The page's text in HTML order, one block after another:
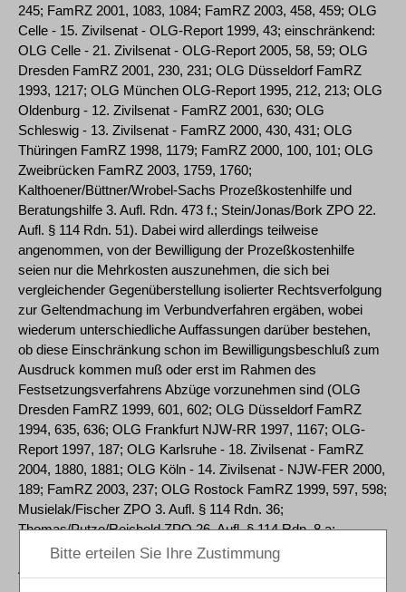
245; FamRZ 2001, 1083, 1084; FamRZ 2003, 458, 459; OLG
Celle - 15. Zivilsenat - OLG-Report 1999, 43; einschränkend:
OLG Celle - 21. Zivilsenat - OLG-Report 2005, 58, 59; OLG
Dresden FamRZ 2001, 230, 231; OLG Düsseldorf FamRZ
1993, 1217; OLG München OLG-Report 1995, 212, 213; OLG
Oldenburg - 12. Zivilsenat - FamRZ 2001, 630; OLG
Schleswig - 13. Zivilsenat - FamRZ 2000, 430, 431; OLG
Thüringen FamRZ 1998, 1179; FamRZ 2000, 100, 101; OLG
Zweibrücken FamRZ 2003, 1759, 1760;
Kalthoener/Büttner/Wrobel-Sachs Prozeßkostenhilfe und
Beratungshilfe 3. Aufl. Rdn. 473 f.; Stein/Jonas/Bork ZPO 22.
Aufl. § 114 Rdn. 51). Dabei wird allerdings teilweise
angenommen, von der Bewilligung der Prozeßkostenhilfe
seien nur die Mehrkosten auszunehmen, die sich bei
vergleichender Gegenüberstellung isolierter Rechtsverfolgung
zur Geltendmachung im Verbundverfahren ergäben, wobei
wiederum unterschiedliche Auffassungen darüber bestehen,
ob diese Einschränkung schon im Bewilligungsbeschluß zum
Ausdruck kommen muß oder erst im Rahmen des
Festsetzungsverfahrens Abzüge vorzunehmen sind (OLG
Dresden FamRZ 1999, 601, 602; OLG Düsseldorf FamRZ
1994, 635, 636; OLG Frankfurt NJW-RR 1997, 1167; OLG-
Report 1997, 187; OLG Karlsruhe - 18. Zivilsenat - FamRZ
2004, 1880, 1881; OLG Köln - 14. Zivilsenat - NJW-FER 2000,
189; FamRZ 2003, 237; OLG Rostock FamRZ 1999, 597, 598;
Musielak/Fischer ZPO 3. Aufl. § 114 Rdn. 36;
Thomas/Putzo/Reichold ZPO 26. Aufl. § 114 Rdn. 8 a;
Schwab/Maurer/Borth Handbuch des Scheidungsrechts 4.
Aufl. Kap. I Rdn. 170 f.).